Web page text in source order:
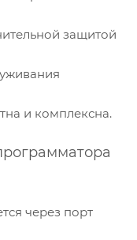
защитой
и комплексна.
через порт